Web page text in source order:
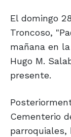
El domingo
Troncoso,
mañana en
Hugo M.
presente.
Cementerio